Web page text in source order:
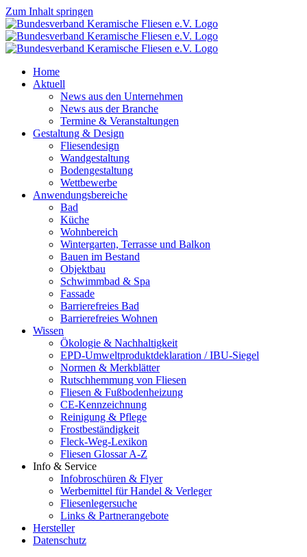
Zum Inhalt springen
Home
Aktuell
News aus den Unternehmen
News aus der Branche
Termine & Veranstaltungen
Gestaltung & Design
Fliesendesign
Wandgestaltung
Bodengestaltung
Wettbewerbe
Anwendungsbereiche
Bad
Küche
Wohnbereich
Wintergarten, Terrasse und Balkon
Bauen im Bestand
Objektbau
Schwimmbad & Spa
Fassade
Barrierefreies Bad
Barrierefreies Wohnen
Wissen
Ökologie & Nachhaltigkeit
EPD-Umweltproduktdeklaration / IBU-Siegel
Normen & Merkblätter
Rutschhemmung von Fliesen
Fliesen & Fußbodenheizung
CE-Kennzeichnung
Reinigung & Pflege
Frostbeständigkeit
Fleck-Weg-Lexikon
Fliesen Glossar A-Z
Info & Service
Infobroschüren & Flyer
Werbemittel für Handel & Verleger
Fliesenlegersuche
Links & Partnerangebote
Hersteller
Datenschutz